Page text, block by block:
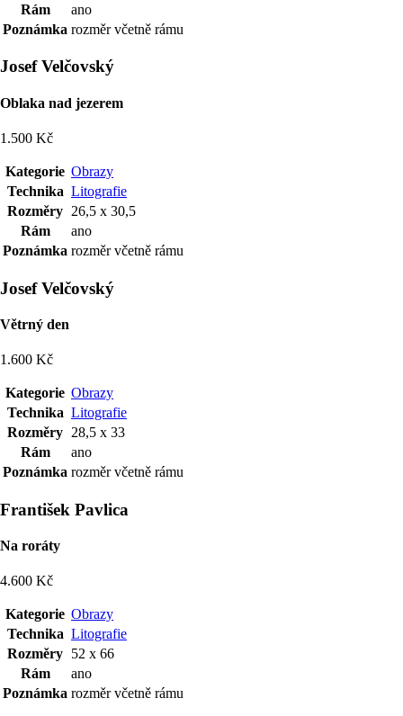
Rám
ano
Poznámka rozměr včetně rámu
Josef Velčovský
Oblaka nad jezerem
1.500 Kč
Kategorie Obrazy
Technika Litografie
Rozměry 26,5 x 30,5
Rám
ano
Poznámka rozměr včetně rámu
Josef Velčovský
Větrný den
1.600 Kč
Kategorie Obrazy
Technika Litografie
Rozměry 28,5 x 33
Rám
ano
Poznámka rozměr včetně rámu
František Pavlica
Na roráty
4.600 Kč
Kategorie Obrazy
Technika Litografie
Rozměry 52 x 66
Rám
ano
Poznámka rozměr včetně rámu